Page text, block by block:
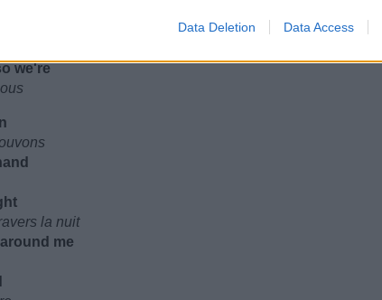
Data Deletion Data Access
sommes entraint de faire
we're
la nuit
me